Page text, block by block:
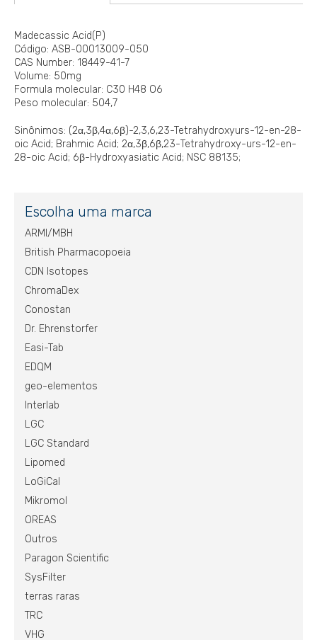
Madecassic Acid(P)
Código: ASB-00013009-050
CAS Number: 18449-41-7
Volume: 50mg
Formula molecular: C30 H48 O6
Peso molecular: 504,7
Sinônimos: (2α,3β,4α,6β)-2,3,6,23-Tetrahydroxyurs-12-en-28-
oic Acid; Brahmic Acid; 2α,3β,6β,23-Tetrahydroxy-urs-12-en-
28-oic Acid; 6β-Hydroxyasiatic Acid; NSC 88135;
Escolha uma marca
ARMI/MBH
British Pharmacopoeia
CDN Isotopes
ChromaDex
Conostan
Dr. Ehrenstorfer
Easi-Tab
EDQM
geo-elementos
Interlab
LGC
LGC Standard
Lipomed
LoGiCal
Mikromol
OREAS
Outros
Paragon Scientific
SysFilter
terras raras
TRC
VHG